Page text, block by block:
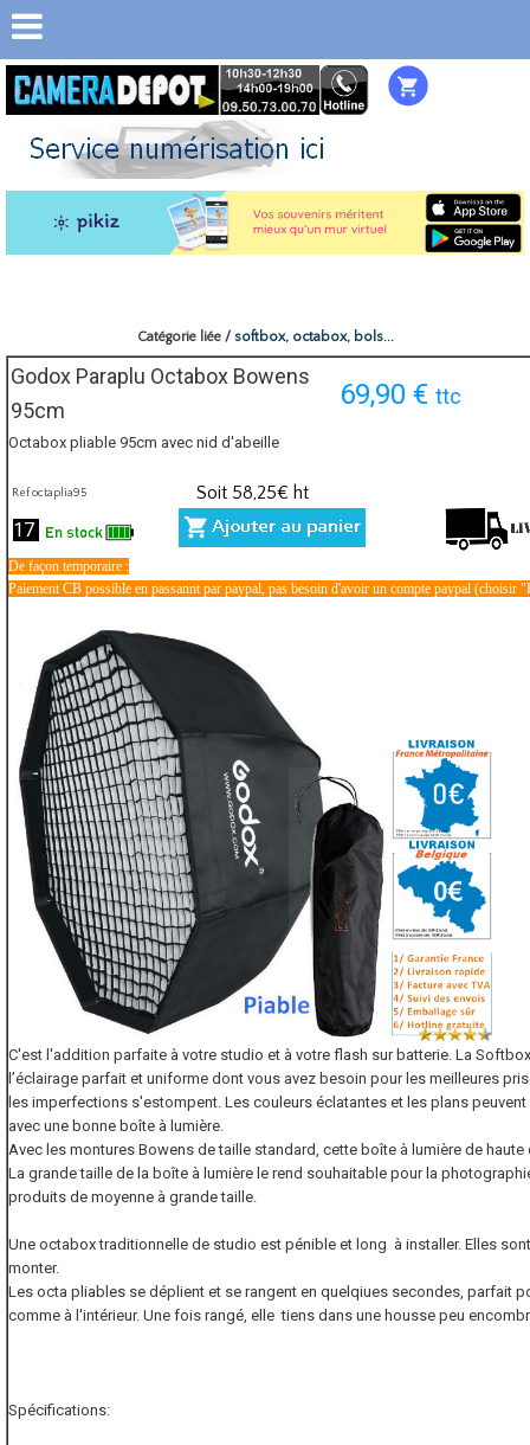
Catégorie liée / softbox, octabox, bols...
Godox Paraplu Octabox Bowens
95cm
69,90 € ttc
Octabox pliable 95cm avec nid d'abeille
Ref octaplia95 Soit 58,25€ ht
17
De façon temporaire :
Paiement CB possible en passannt par paypal, pas besoin d'avoir un compte paypal (choisir
C'est l'addition parfaite à votre studio et à votre flash sur batterie. La
l’éclairage parfait et uniforme dont vous avez besoin pour les meilleures
les imperfections s'estompent. Les couleurs éclatantes et les plans
avec une bonne boîte à lumière.
Avec les montures Bowens de taille standard, cette boîte à lumière de
La grande taille de la boîte à lumière le rend souhaitable pour la
produits de moyenne à grande taille.
Une octabox traditionnelle de studio est pénible et long à installer. Elles
monter.
Les octa pliables se déplient et se rangent en quelqiues secondes, parfait
comme à l'intérieur. Une fois rangé, elle tiens dans une housse peu
Spécifications: